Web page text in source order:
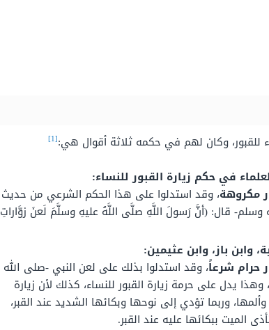
للقبور، وكان لهم في حكمه ثلاثة أقوال هي:[1]
في حكم زيارة القبور للنساء:
مكروهة، وقد استدلوا على هذا الحكم الشرعي من حديث
وسلم- قال: (أنَّ رَسولَ اللَّهِ صلَّى اللَّهُ عليهِ وسلَّمَ لَعنَ زوَّاراتِ
وابن باز، وابن عثيمين:
حرام شرعاً، وقد استدلوا بذلك على لعن النبي -صلى الله
يدل على حرمة زيارة القبور للنساء، كذلك لأن زيارة
وربما تؤدي إلى نوحها وبكائها الشديد عند القبر،
الميت ببكائها عليه عند القبر.